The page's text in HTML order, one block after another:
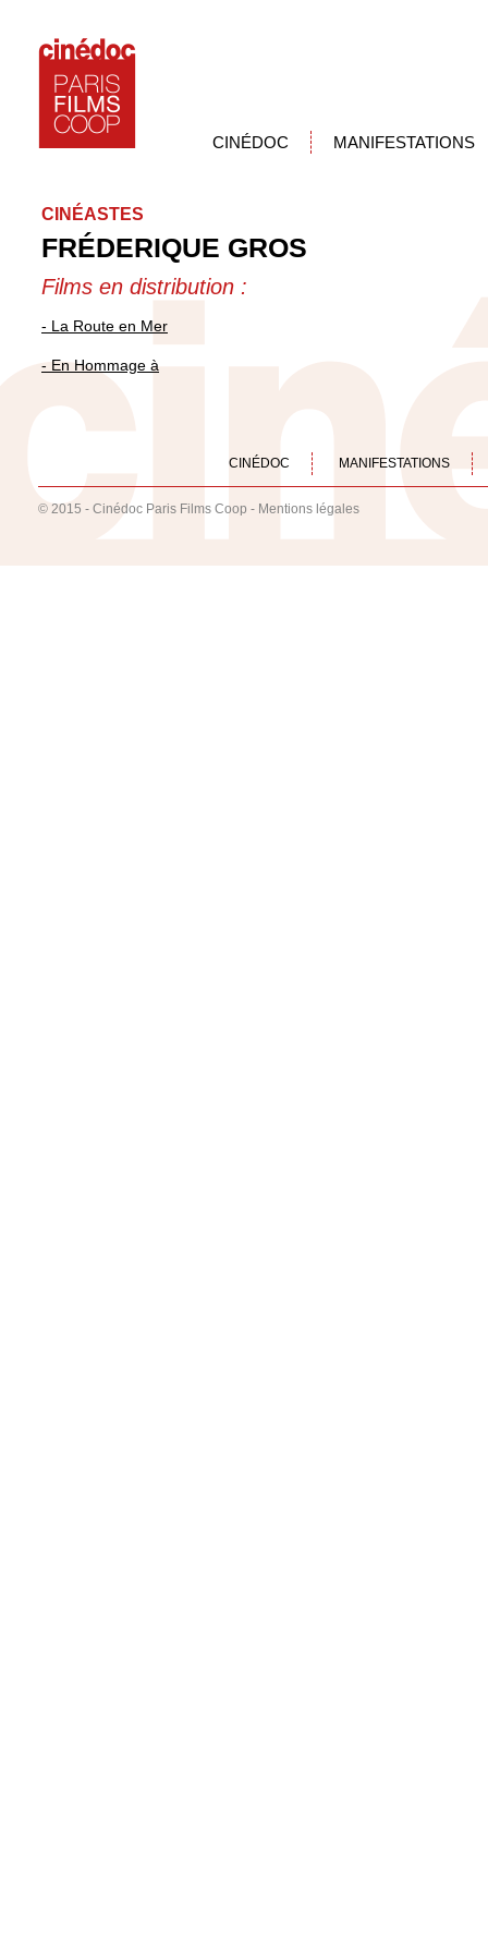
CINÉDOC MANIFESTATIONS
CINÉASTES
FRÉDERIQUE GROS
Films en distribution :
- La Route en Mer
- En Hommage à
CINÉDOC MANIFESTATIONS
© 2015 - Cinédoc Paris Films Coop - Mentions légales